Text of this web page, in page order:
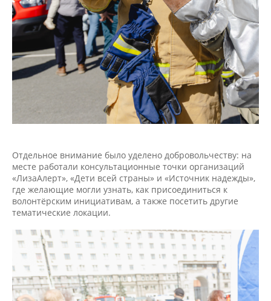
Отдельное внимание было уделено добровольчеству: на
месте работали консультационные точки организаций
«ЛизаАлерт», «Дети всей страны» и «Источник надежды»,
где желающие могли узнать, как присоединиться к
волонтёрским инициативам, а также посетить другие
тематические локации.